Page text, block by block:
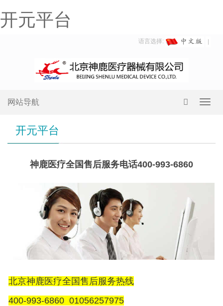
开元平台
语言选择:
网站导航
开元平台
神鹿医疗全国售后服务电话400-993-6860
北京神鹿医疗全国售后服务热线
400-993-6860 01056257975